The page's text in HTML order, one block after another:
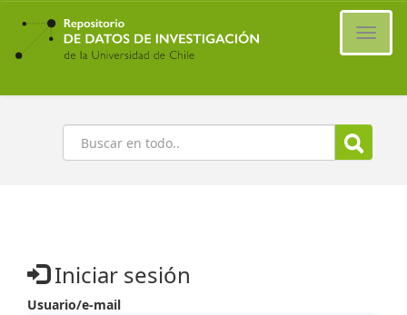
Ir
contenido
principal
Buscar
Iniciar sesión
Usuario/e-mail